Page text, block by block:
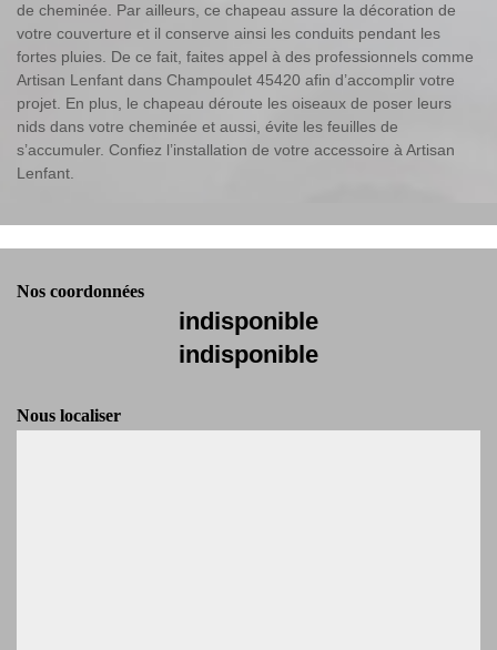
de cheminée. Par ailleurs, ce chapeau assure la décoration de
votre couverture et il conserve ainsi les conduits pendant les
fortes pluies. De ce fait, faites appel à des professionnels comme
Artisan Lenfant dans Champoulet 45420 afin d’accomplir votre
projet. En plus, le chapeau déroute les oiseaux de poser leurs
nids dans votre cheminée et aussi, évite les feuilles de
s’accumuler. Confiez l’installation de votre accessoire à Artisan
Lenfant.
Nos coordonnées
indisponible
indisponible
Nous localiser